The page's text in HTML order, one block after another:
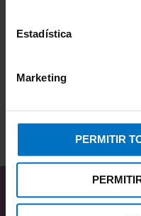
Estadística
Marketing
PERMITIR
TAMBIÉN